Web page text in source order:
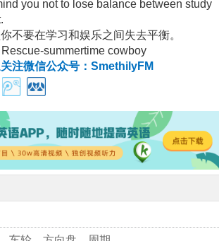
you not to lose balance between study
不要在学习和娱乐之间失去平衡。
summertime cowboy
注微信公众号：SmethilyFM